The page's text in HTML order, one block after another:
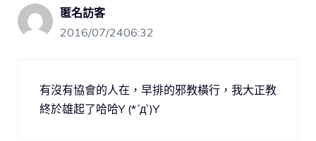
匿名訪客
2016/07/2406:32
有沒有協會的人在，早排的邪教橫行，我大正教
終於雄起了哈哈Y (*´д`)Y